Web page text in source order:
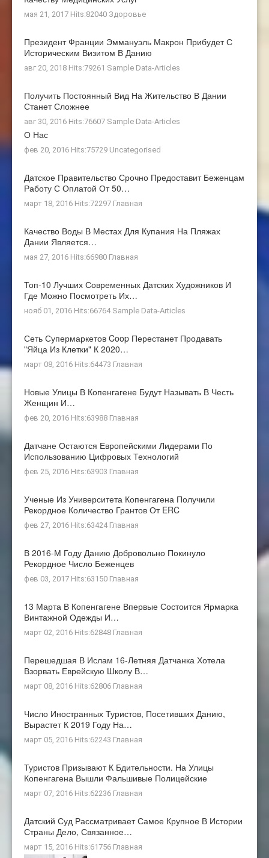
мая 21, 2017 Hits:82040 Здоровье
Президент Франции Эммануэль Макрон Прибудет С
Историческим Визитом В Данию
авг 20, 2018 Hits:79261 Sample Data-Articles
Получить Постоянный Вид На Жительство В Дании
Станет Сложнее
авг 30, 2016 Hits:76607 Sample Data-Articles
О Нас
фев 20, 2016 Hits:75729 Uncategorised
Датское Правительство Срочно Предоставит Беженцам
Работу С Оплатой От 50…
март 18, 2016 Hits:72297 Главная
Качество Воды В Местах Для Купания На Пляжах
Дании Является…
мая 27, 2016 Hits:66980 Главная
Топ-10 Лучших Современных Датских Художников И
Где Можно Посмотреть Их…
нояб 01, 2016 Hits:66764 Sample Data-Articles
Сеть Супермаркетов Coop Перестанет Продавать
"яйца Из Клетки" К 2020…
март 08, 2016 Hits:64473 Главная
Новые Улицы В Копенгагене Будут Называть В Честь
Женщин И…
фев 20, 2016 Hits:63988 Главная
Датчане Остаются Европейскими Лидерами По
Использованию Цифровых Технологий
фев 25, 2016 Hits:63903 Главная
Ученые Из Университета Копенгагена Получили
Рекордное Количество Грантов От ERC
фев 27, 2016 Hits:63424 Главная
В 2016-М Году Данию Добровольно Покинуло
Рекордное Число Беженцев
фев 03, 2017 Hits:63150 Главная
13 Марта В Копенгагене Впервые Состоится Ярмарка
Винтажной Одежды И…
март 02, 2016 Hits:62848 Главная
Перешедшая В Ислам 16-Летняя Датчанка Хотела
Взорвать Еврейскую Школу В…
март 08, 2016 Hits:62806 Главная
Число Иностранных Туристов, Посетивших Данию,
Вырастет К 2019 Году На…
март 05, 2016 Hits:62243 Главная
Туристов Призывают К Бдительности. На Улицы
Копенгагена Вышли Фальшивые Полицейские
март 07, 2016 Hits:62236 Главная
Датский Суд Рассматривает Самое Крупное В Истории
Страны Дело, Связанное…
март 15, 2016 Hits:61756 Главная